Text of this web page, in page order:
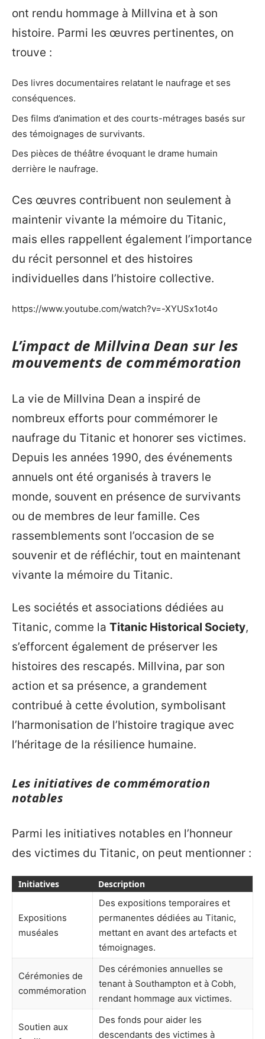
ont rendu hommage à Millvina et à son
histoire. Parmi les œuvres pertinentes, on
trouve :
Des livres documentaires relatant le naufrage et ses
conséquences.
Des films d’animation et des courts-métrages basés sur
des témoignages de survivants.
Des pièces de théâtre évoquant le drame humain
derrière le naufrage.
Ces œuvres contribuent non seulement à
maintenir vivante la mémoire du Titanic,
mais elles rappellent également l’importance
du récit personnel et des histoires
individuelles dans l’histoire collective.
https://www.youtube.com/watch?v=-XYUSx1ot4o
L’impact de Millvina Dean sur les
mouvements de commémoration
La vie de Millvina Dean a inspiré de
nombreux efforts pour commémorer le
naufrage du Titanic et honorer ses victimes.
Depuis les années 1990, des événements
annuels ont été organisés à travers le
monde, souvent en présence de survivants
ou de membres de leur famille. Ces
rassemblements sont l’occasion de se
souvenir et de réfléchir, tout en maintenant
vivante la mémoire du Titanic.
Les sociétés et associations dédiées au
Titanic, comme la Titanic Historical Society,
s’efforcent également de préserver les
histoires des rescapés. Millvina, par son
action et sa présence, a grandement
contribué à cette évolution, symbolisant
l’harmonisation de l’histoire tragique avec
l’héritage de la résilience humaine.
Les initiatives de commémoration
notables
Parmi les initiatives notables en l’honneur
des victimes du Titanic, on peut mentionner :
Initiatives Description
Expositions
muséales
Des expositions temporaires et
permanentes dédiées au Titanic,
mettant en avant des artefacts et
témoignages.
Cérémonies de
commémoration
Des cérémonies annuelles se
tenant à Southampton et à Cobh,
rendant hommage aux victimes.
Soutien aux
Des fonds pour aider les
descendants des victimes à